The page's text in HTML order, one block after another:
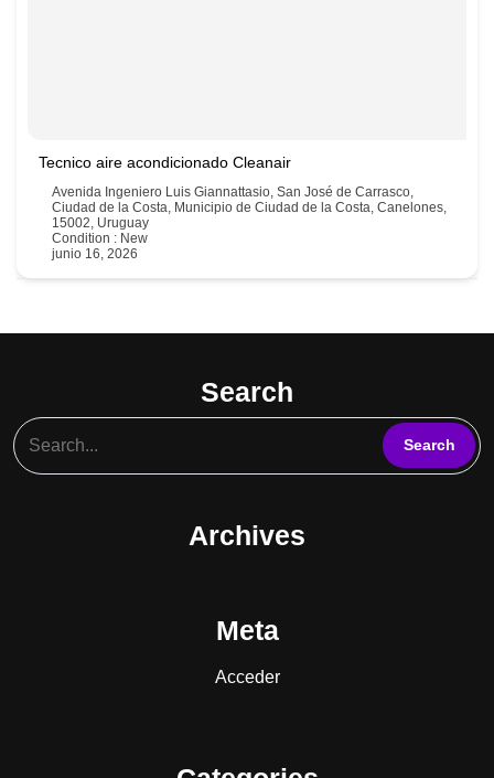
Tecnico aire acondicionado Cleanair
Avenida Ingeniero Luis Giannattasio, San José de Carrasco,
Ciudad de la Costa, Municipio de Ciudad de la Costa, Canelones,
15002, Uruguay
Condition : New
junio 16, 2026
Search
Archives
Meta
Acceder